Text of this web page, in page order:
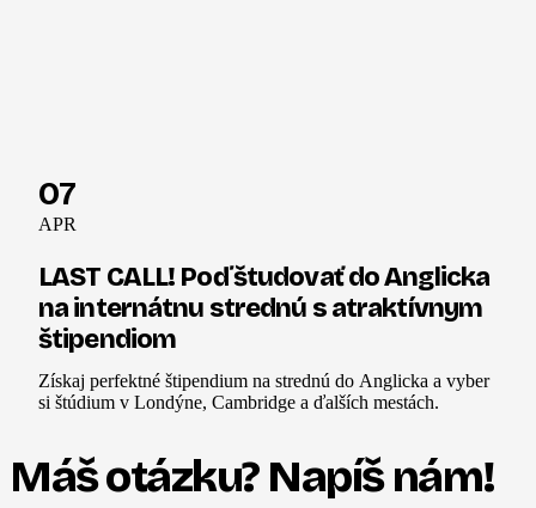
07
APR
LAST CALL! Poď študovať do Anglicka
na internátnu strednú s atraktívnym
štipendiom
Získaj perfektné štipendium na strednú do Anglicka a vyber
si štúdium v Londýne, Cambridge a ďalších mestách.
Máš otázku? Napíš nám!